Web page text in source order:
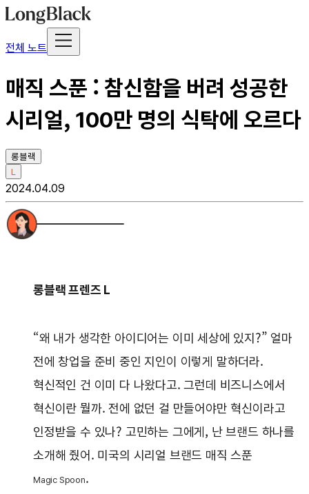
전체 노트
매직 스푼 : 참신함을 버려 성공한
시리얼, 100만 명의 식탁에 오르다
롱블랙
L
2024.04.09
롱블랙 프렌즈 L
“왜 내가 생각한 아이디어는 이미 세상에 있지?” 얼마
전에 창업을 준비 중인 지인이 이렇게 말하더라.
혁신적인 건 이미 다 나왔다고. 그런데 비즈니스에서
혁신이란 뭘까. 전에 없던 걸 만들어야만 혁신이라고
인정받을 수 있나? 고민하는 그에게, 난 브랜드 하나를
소개해 줬어. 미국의 시리얼 브랜드 매직 스푼
Magic Spoon.